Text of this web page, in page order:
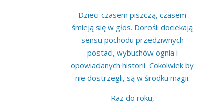
Dzieci czasem piszczą, czasem
śmieją się w głos. Dorośli dociekają
sensu pochodu przedziwnych
postaci, wybuchów ognia i
opowiadanych historii. Cokolwiek by
nie dostrzegli, są w środku magii.
Raz do roku,